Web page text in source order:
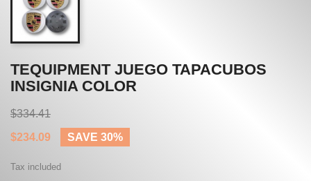
TEQUIPMENT JUEGO TAPACUBOS
INSIGNIA COLOR
$334.41
$234.09
SAVE 30%
Tax included